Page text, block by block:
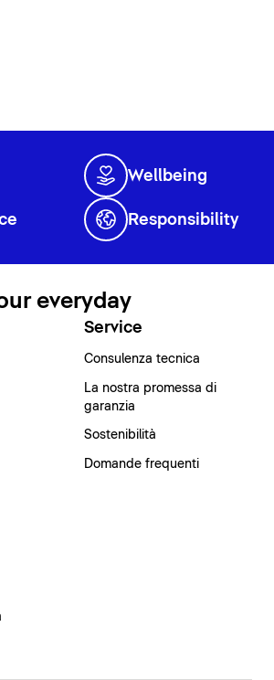
Wellbeing
Responsibility
everyday
Service
Consulenza tecnica
La nostra promessa di
garanzia
Sostenibilità
Domande frequenti